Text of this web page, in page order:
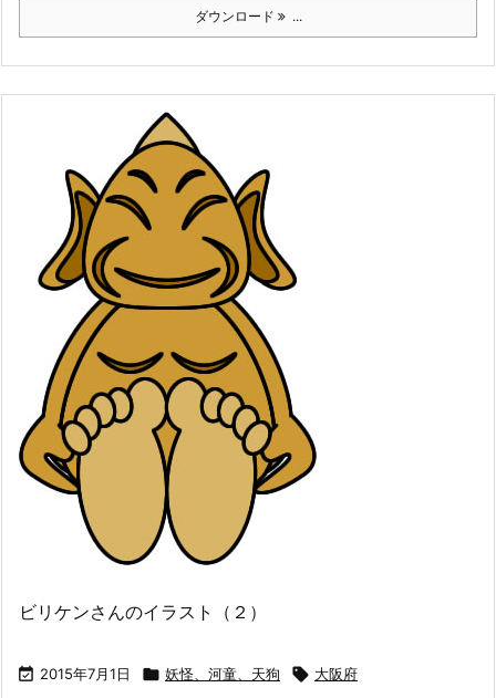
ダウンロード ...
ビリケンさんのイラスト（２）
 2015年7月1日  妖怪、河童、天狗  大阪府